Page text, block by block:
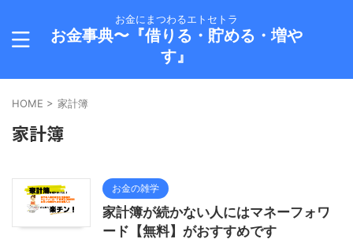
お金にまつわるエトセトラ
お金事典〜『借りる・貯める・増や
す』
HOME > 家計簿
家計簿
お金の雑学
家計簿が続かない人にはマネーフォワ
ード【無料】がおすすめです